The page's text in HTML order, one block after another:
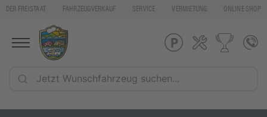
DER FREISTAAT FAHRZEUGVERKAUF SERVICE VERMIETUNG ONLINE SHOP